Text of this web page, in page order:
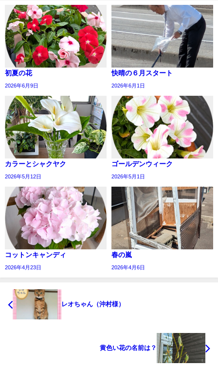
初夏の花
2026年6月9日
快晴の６月スタート
2026年6月1日
カラーとシャクヤク
2026年5月12日
ゴールデンウィーク
2026年5月1日
コットンキャンディ
2026年4月23日
春の嵐
2026年4月6日
レオちゃん（沖村様）
黄色い花の名前は？